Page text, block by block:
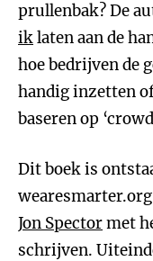
prullenbak? De
iklaten aan de
hoe bedrijven de
handig inzetten
baseren op
Dit boek is
Jon Spectormet
schrijven.